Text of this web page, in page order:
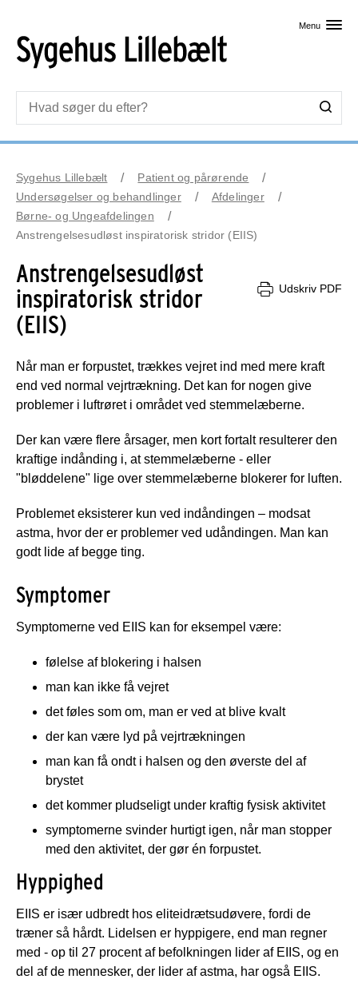
Menu
Sygehus Lillebælt
Patient og pårørende
Undersøgelser og behandlinger
Afdelinger
Børne- og Ungeafdelingen
Anstrengelsesudløst inspiratorisk stridor (EIIS)
Anstrengelsesudløst
inspiratorisk stridor
(EIIS)
Udskriv PDF
Når man er forpustet, trækkes vejret ind med mere kraft
end ved normal vejrtrækning. Det kan for nogen give
problemer i luftrøret i området ved stemmelæberne.
Der kan være flere årsager, men kort fortalt resulterer den
kraftige indånding i, at stemmelæberne - eller
"bløddelene" lige over stemmelæberne blokerer for luften.
Problemet eksisterer kun ved indåndingen – modsat
astma, hvor der er problemer ved udåndingen. Man kan
godt lide af begge ting.
Symptomer
Symptomerne ved EIIS kan for eksempel være:
følelse af blokering i halsen
man kan ikke få vejret
det føles som om, man er ved at blive kvalt
der kan være lyd på vejrtrækningen
man kan få ondt i halsen og den øverste del af
brystet
det kommer pludseligt under kraftig fysisk aktivitet
symptomerne svinder hurtigt igen, når man stopper
med den aktivitet, der gør én forpustet.
Hyppighed
EIIS er især udbredt hos eliteidrætsudøvere, fordi de
træner så hårdt. Lidelsen er hyppigere, end man regner
med - op til 27 procent af befolkningen lider af EIIS, og en
del af de mennesker, der lider af astma, har også EIIS.